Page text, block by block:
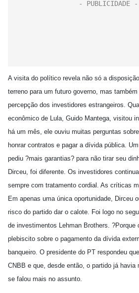
A visita do político revela não só a
terreno para um futuro governo, mas
percepção dos investidores estrangeiros.
econômico de Lula, Guido Mantega, visitou
há um mês, ele ouviu muitas perguntas
honrar contratos e pagar a dívida pública.
pediu ?mais garantias? para não tirar seu
Dirceu, foi diferente. Os investidores
sempre com tratamento cordial. As críticas
Em apenas uma única oportunidade, Dirceu
risco do partido dar o calote. Foi logo no
de investimentos Lehman Brothers. ?Porque
plebiscito sobre o pagamento da dívida
banqueiro. O presidente do PT respondeu
CNBB e que, desde então, o partido já havia
se falou mais no assunto.